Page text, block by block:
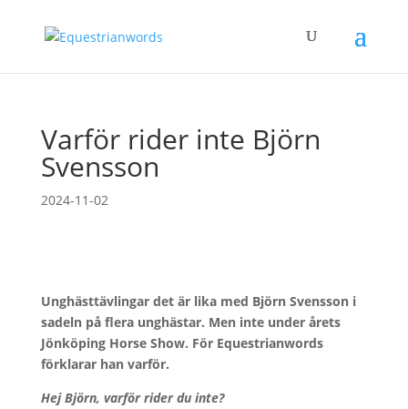
Varför rider inte Björn
Svensson
2024-11-02
Unghästtävlingar det är lika med Björn Svensson i
sadeln på flera unghästar. Men inte under årets
Jönköping Horse Show. För Equestrianwords
förklarar han varför.
Hej Björn, varför rider du inte?